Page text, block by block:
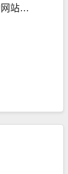
网站…